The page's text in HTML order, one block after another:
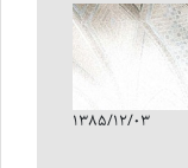
1385/12/03